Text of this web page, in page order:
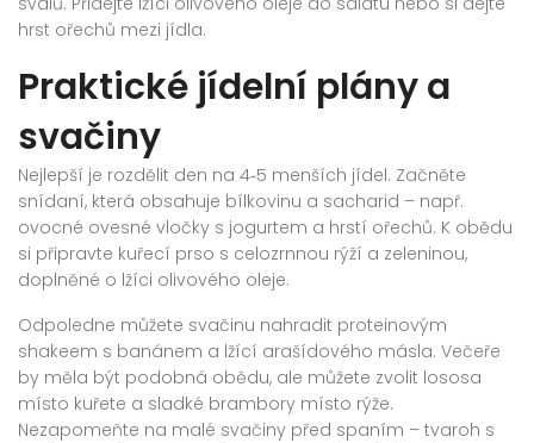
hrst ořechů mezi jídla.
Praktické jídelní plány a
svačiny
Nejlepší je rozdělit den na 4‑5 menších jídel. Začněte
snídaní, která obsahuje bílkovinu a sacharid – např.
ovocné ovesné vločky s jogurtem a hrstí ořechů. K obědu
si připravte kuřecí prso s celozrnnou rýží a zeleninou,
doplněné o lžíci olivového oleje.
Odpoledne můžete svačinu nahradit proteinovým
shakeem s banánem a lžící arašídového másla. Večeře
by měla být podobná obědu, ale můžete zvolit lososa
místo kuřete a sladké brambory místo rýže.
Nezapomeňte na malé svačiny před spaním – tvaroh s